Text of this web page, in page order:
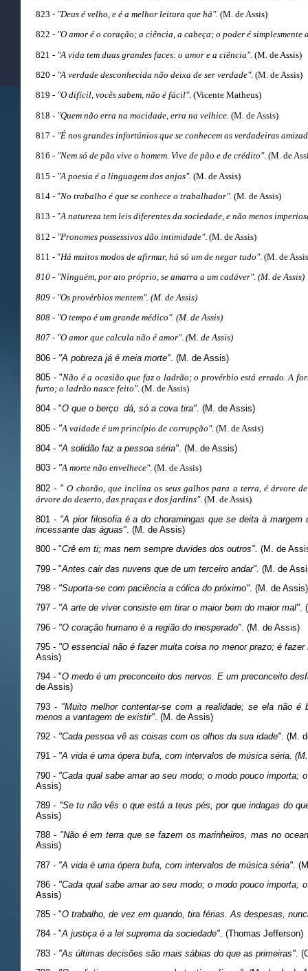
823 - "Deus é velho, e é a melhor leitura que há". (M. de Assis)
822 - "O amor é o coração; a ciência, a cabeça; o poder é simplesmente
821 - "A vida tem duas grandes faces: o amor e a ciência". (M. de Assis)
820 - "A verdade desconhecida não deixa de ser verdade". (M. de Assis)
819 - "O difícil, vocês sabem, não é fácil". (Vicente Matheus)
818 - "Quem não erra na mocidade, erra na velhice. (M. de Assis)
817 - "É nos grandes infortúnios que se conhecem as verdadeiras
816 - "Nem só de pão vive o homem. Vive de pão e de crédito". (M. de
815 - "A poesia é a linguagem dos anjos". (M. de Assis)
814 - "No trabalho é que se conhece o trabalhador". (M. de Assis)
813 - "A natureza tem leis diferentes da sociedade, e não menos
812 - "Pronomes possessivos dão intimidade". (M. de Assis)
811 - "Há muitos modos de afirmar, há só um de negar tudo". (M. de
810 - "Ninguém, por ato próprio, se amarra a um cadáver". (M. de Assis)
809 - "Os provérbios mentem". (M. de Assis)
808 - "O tempo é um grande médico". (M. de Assis)
807 - "O amor que calcula não é amor". (M. de Assis)
806 - "A pobreza já é meia morte" . (M. de Assis)
805 - "Não é a ocasião que faz o ladrão; o provérbio está errado. A
furto; o ladrão nasce feito". (M. de Assis)
804 - "O que o berço dá, só a cova tira". (M. de Assis)
805 - "A vaidade é um princípio de corrupção". (M. de Assis)
804 - "A solidão faz a pessoa séria" . (M. de Assis)
803 - "A morte não envelhece". (M. de Assis)
802 - "O chorão, que inclina os seus galhos para a terra, é árvore
árvore do deserto, das praças e dos jardins". (M. de Assis)
801 - "A pior filosofia é a do choramingas que se deita à
incessante das águas" . (M. de Assis)
800 - "Crê em ti; mas nem sempre duvides dos outros". (M. de
799 - "Antes cair das nuvens que de um terceiro andar" . (M. de
798 - "Suporta-se com paciência a cólica do próximo" . (M. de Assis)
797 - "A arte de viver consiste em tirar o maior bem do maior mal".
796 - "O coração humano é a região do inesperado" . (M. de Assis)
795 - "O essencial não é fazer muita coisa no menor prazo; é
Assis)
794 - "O medo é um preconceito dos nervos. E um preconceito
de Assis)
793 - "Muito melhor contentar-se com a realidade; se ela não é
menos a vantagem de existir" . (M. de Assis)
792 - "Cada pessoa vê as coisas com os olhos da sua idade" . (M.
791 - "A vida é uma ópera bufa, com intervalos de música séria.
790 - "Cada qual sabe amar ao seu modo; o modo pouco importa;
Assis)
789 - "Se tu não vês o que está a teus pés, por que indagas do
Assis)
788 -"Não é em terra que se fazem os marinheiros, mas no
Assis)
787 - "A vida é uma ópera bufa, com intervalos de música séria" .
786 - "Cada qual sabe amar ao seu modo; o modo pouco importa;
Assis)
785 - "O trabalho, de vez em quando, tira férias. As despesas,
784 - "A justiça é a lei suprema da sociedade". (Thomas Jefferson)
783 - "As últimas decisões são mais sábias do que as primeiras" .